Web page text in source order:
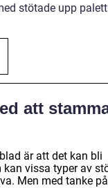
stötade upp
att
är att det kan bli
vissa typer av
Men med tanke